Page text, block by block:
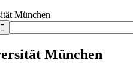
München
München